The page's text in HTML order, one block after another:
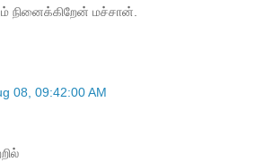
நினைக்கிறேன் மச்சான்.
08, 09:42:00 AM